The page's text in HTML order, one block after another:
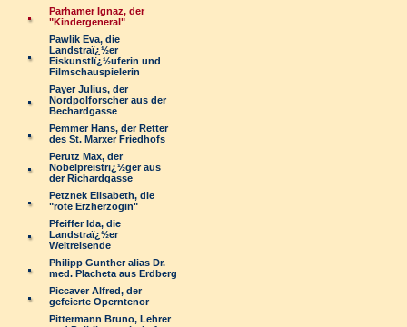
Parhamer Ignaz, der
"Kindergeneral"
Pawlik Eva, die
Landstraï¿½er
Eiskunstlï¿½uferin und
Filmschauspielerin
Payer Julius, der
Nordpolforscher aus der
Bechardgasse
Pemmer Hans, der Retter
des St. Marxer Friedhofs
Perutz Max, der
Nobelpreistrï¿½ger aus
der Richardgasse
Petznek Elisabeth, die
"rote Erzherzogin"
Pfeiffer Ida, die
Landstraï¿½er
Weltreisende
Philipp Gunther alias Dr.
med. Placheta aus Erdberg
Piccaver Alfred, der
gefeierte Operntenor
Pittermann Bruno, Lehrer